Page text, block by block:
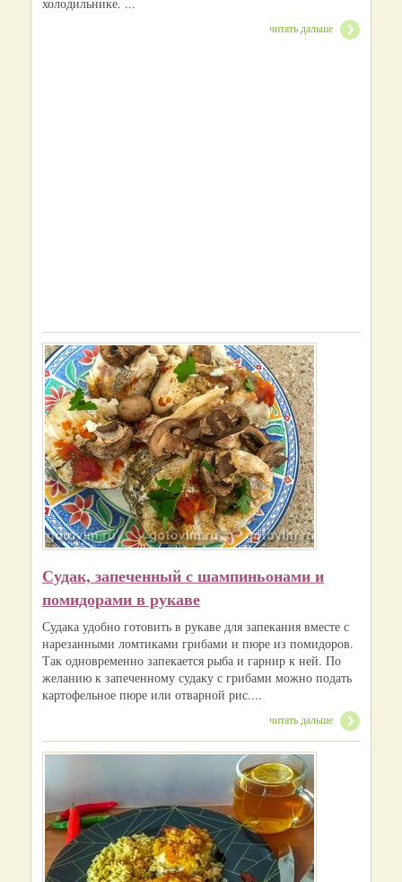
холодильнике. ...
читать дальше
Судак, запеченный с шампиньонами и
помидорами в рукаве
Судака удобно готовить в рукаве для запекания вместе с
нарезанными ломтиками грибами и пюре из помидоров.
Так одновременно запекается рыба и гарнир к ней. По
желанию к запеченному судаку с грибами можно подать
картофельное пюре или отварной рис....
читать дальше